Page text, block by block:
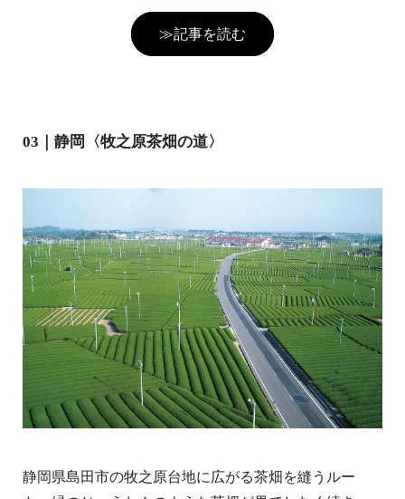
≫記事を読む
03｜静岡〈牧之原茶畑の道〉
静岡県島田市の牧之原台地に広がる茶畑を縫うルー